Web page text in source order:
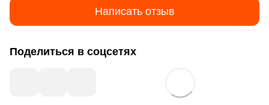
Написать отзыв
Поделиться в соцсетях